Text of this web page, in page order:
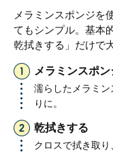
メラミンスポンジを
てもシンプル。基本
乾拭きする」だけで
メラミンスポ
濡らしたメラミ
りに。
乾拭きする
クロスで拭き取